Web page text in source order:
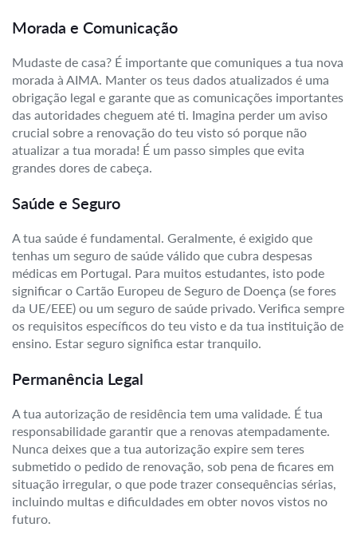
Morada e Comunicação
Mudaste de casa? É importante que comuniques a tua nova
morada à AIMA. Manter os teus dados atualizados é uma
obrigação legal e garante que as comunicações importantes
das autoridades cheguem até ti. Imagina perder um aviso
crucial sobre a renovação do teu visto só porque não
atualizar a tua morada! É um passo simples que evita
grandes dores de cabeça.
Saúde e Seguro
A tua saúde é fundamental. Geralmente, é exigido que
tenhas um seguro de saúde válido que cubra despesas
médicas em Portugal. Para muitos estudantes, isto pode
significar o Cartão Europeu de Seguro de Doença (se fores
da UE/EEE) ou um seguro de saúde privado. Verifica sempre
os requisitos específicos do teu visto e da tua instituição de
ensino. Estar seguro significa estar tranquilo.
Permanência Legal
A tua autorização de residência tem uma validade. É tua
responsabilidade garantir que a renovas atempadamente.
Nunca deixes que a tua autorização expire sem teres
submetido o pedido de renovação, sob pena de ficares em
situação irregular, o que pode trazer consequências sérias,
incluindo multas e dificuldades em obter novos vistos no
futuro.